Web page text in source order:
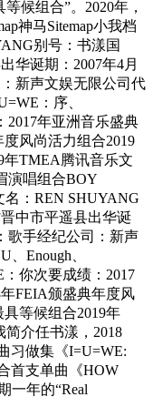
候组合”。2020年，
神马Sitemap小我档
别号：书漾国
华诞期：2007年4月
新声文娱无限公司代
：序、
2017年亚洲音乐盛典
风尚活力组合2019
年TMEA腾讯音乐文
演唱组合BOY
：REN SHUYANG
中市平遥县出华诞
歌手经纪公司：新声
Enough、
你次要成绩：2017
FEIA颁盛典年度风
等候组合2019年
介任书漾，2018
习做集《I=U=WE:
首支单曲《HOW
一年的“Real